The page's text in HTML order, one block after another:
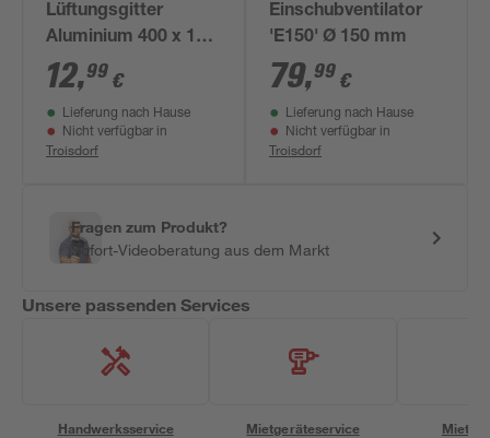
Lüftungsgitter
Aluminium 400 x 100
mm
12,99 €
Lieferung nach Hause
Nicht verfügbar in
Troisdorf
Einschubventilator
'E150' Ø 150 mm
79,99 €
Lieferung nach Hause
Nicht verfügbar in
Troisdorf
Fragen zum Produkt?
Sofort-Videoberatung aus dem Markt
Unsere passenden Services
Handwerksservice Mietgeräteservice